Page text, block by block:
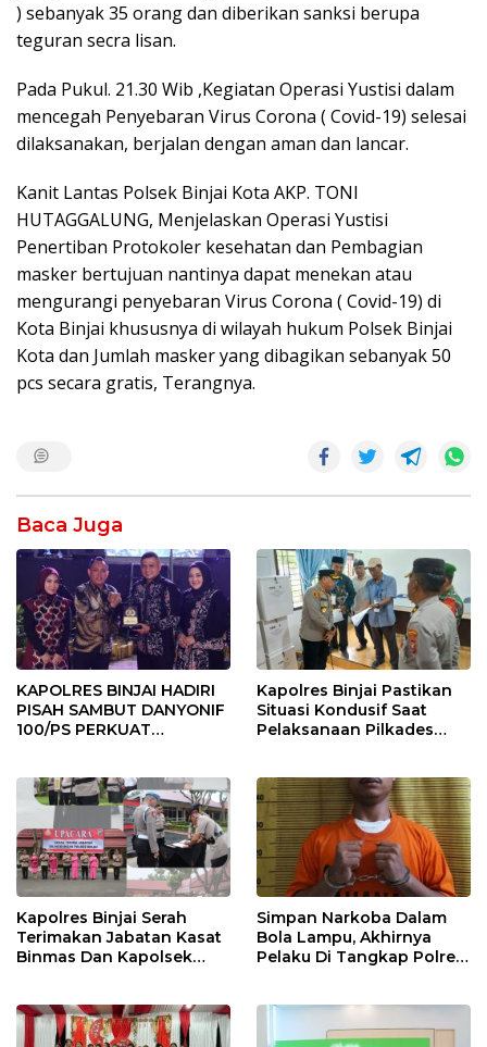
) sebanyak 35 orang dan diberikan sanksi berupa
teguran secra lisan.
Pada Pukul. 21.30 Wib ,Kegiatan Operasi Yustisi dalam
mencegah Penyebaran Virus Corona ( Covid-19) selesai
dilaksanakan, berjalan dengan aman dan lancar.
Kanit Lantas Polsek Binjai Kota AKP. TONI
HUTAGGALUNG, Menjelaskan Operasi Yustisi
Penertiban Protokoler kesehatan dan Pembagian
masker bertujuan nantinya dapat menekan atau
mengurangi penyebaran Virus Corona ( Covid-19) di
Kota Binjai khususnya di wilayah hukum Polsek Binjai
Kota dan Jumlah masker yang dibagikan sebanyak 50
pcs secara gratis, Terangnya.
Baca Juga
KAPOLRES BINJAI HADIRI
PISAH SAMBUT DANYONIF
100/PS PERKUAT
Kapolres Binjai Pastikan
Situasi Kondusif Saat
Pelaksanaan Pilkades
Kapolres Binjai Serah
Terimakan Jabatan Kasat
Binmas Dan Kapolsek
Simpan Narkoba Dalam
Bola Lampu, Akhirnya
Pelaku Di Tangkap Polres